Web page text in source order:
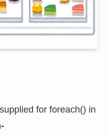
for foreach() in